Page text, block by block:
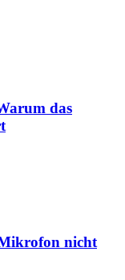
das
nicht